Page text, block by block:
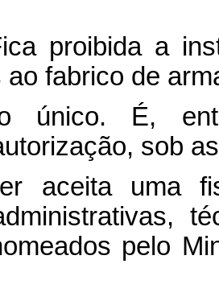
proibida a
ao fabrico de
único. É,
sob
aceita uma
pelo